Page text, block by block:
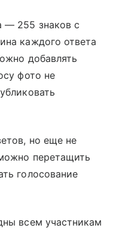
— 255 знаков с
каждого ответа
добавлять
фото не
но еще не
перетащить
голосование
всем участникам